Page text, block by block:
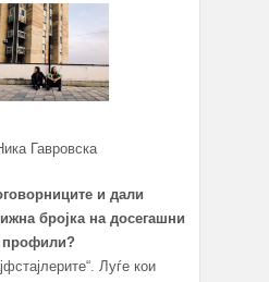
Гавровска
и дали
бројка на досегашни
профили?
Луѓе кои